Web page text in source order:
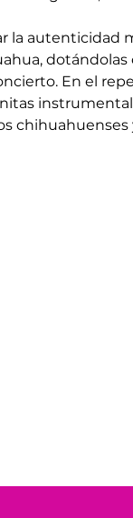
la autenticidad
En el